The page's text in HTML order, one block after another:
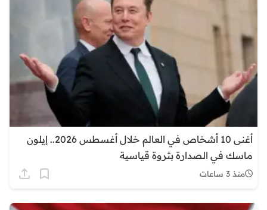
أغنى 10 أشخاص في العالم خلال أغسطس 2026.. إيلون
ماسك في الصدارة بثروة قياسية
منذ 3 ساعات